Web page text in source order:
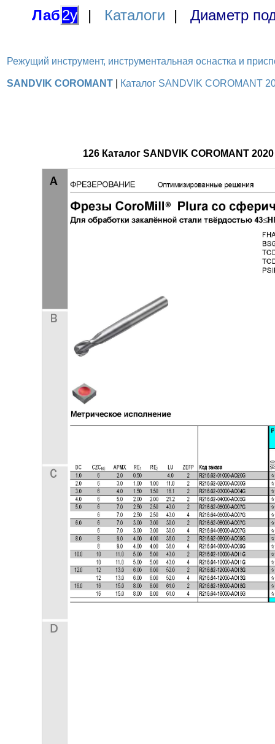
Лаб2у | Каталоги | Диаметр
Режущий инструмент, инструментальная оснастка и
SANDVIK COROMANT Каталог SANDVIK COROMANT
126 Каталог SANDVIK COROMANT